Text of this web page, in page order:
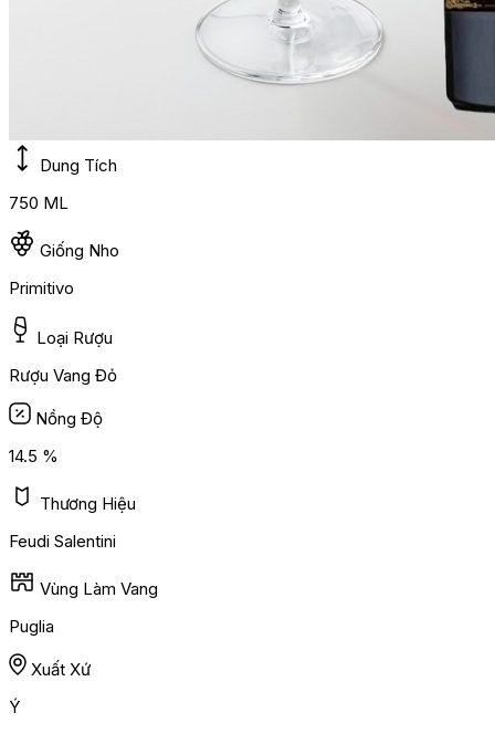
Dung Tích
750 ML
Giống Nho
Primitivo
Loại Rượu
Rượu Vang Đỏ
Nồng Độ
14.5 %
Thương Hiệu
Feudi Salentini
Vùng Làm Vang
Puglia
Xuất Xứ
Ý